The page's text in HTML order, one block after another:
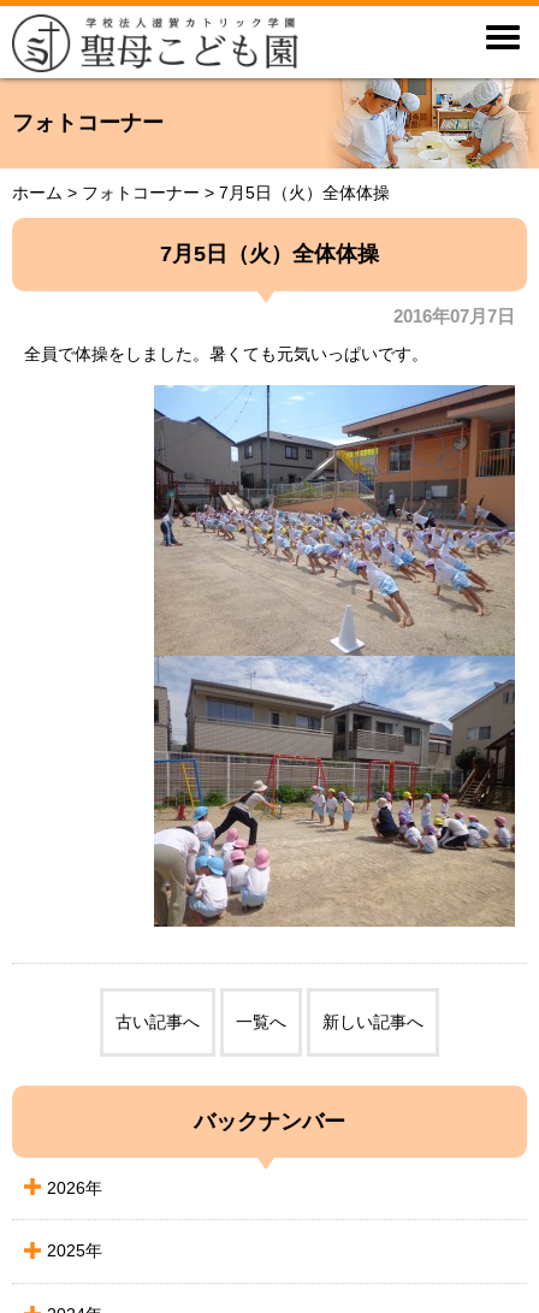

フォトコーナー
ホーム > フォトコーナー > 7月5日（火）全体体操
7月5日（火）全体体操
2016年07月7日
全員で体操をしました。暑くても元気いっぱいです。
古い記事へ 一覧へ 新しい記事へ
バックナンバー
2026年
2025年